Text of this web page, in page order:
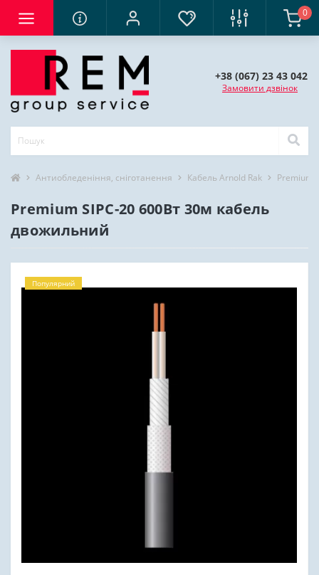
0
+38 (067) 23 43 042
Замовити дзвінок
Антиобледеніння, сніготанення Кабель Arnold Rak Premium
Premium SIPC-20 600Вт 30м кабель
двожильний
Популярний